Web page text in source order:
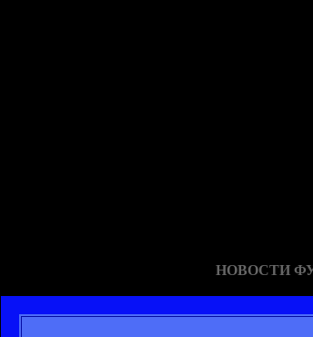
НОВОСТИ